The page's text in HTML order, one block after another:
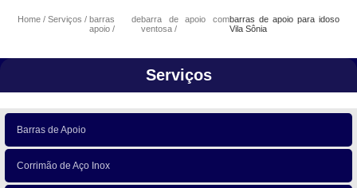
Home Serviços
barras de
apoio
barra de apoio com
ventosa
barras de apoio para idoso
Vila Sônia
Serviços
Barras de Apoio
Corrimão de Aço Inox